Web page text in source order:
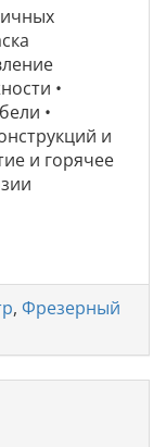
•
•
и
и горячее
, Фрезерный